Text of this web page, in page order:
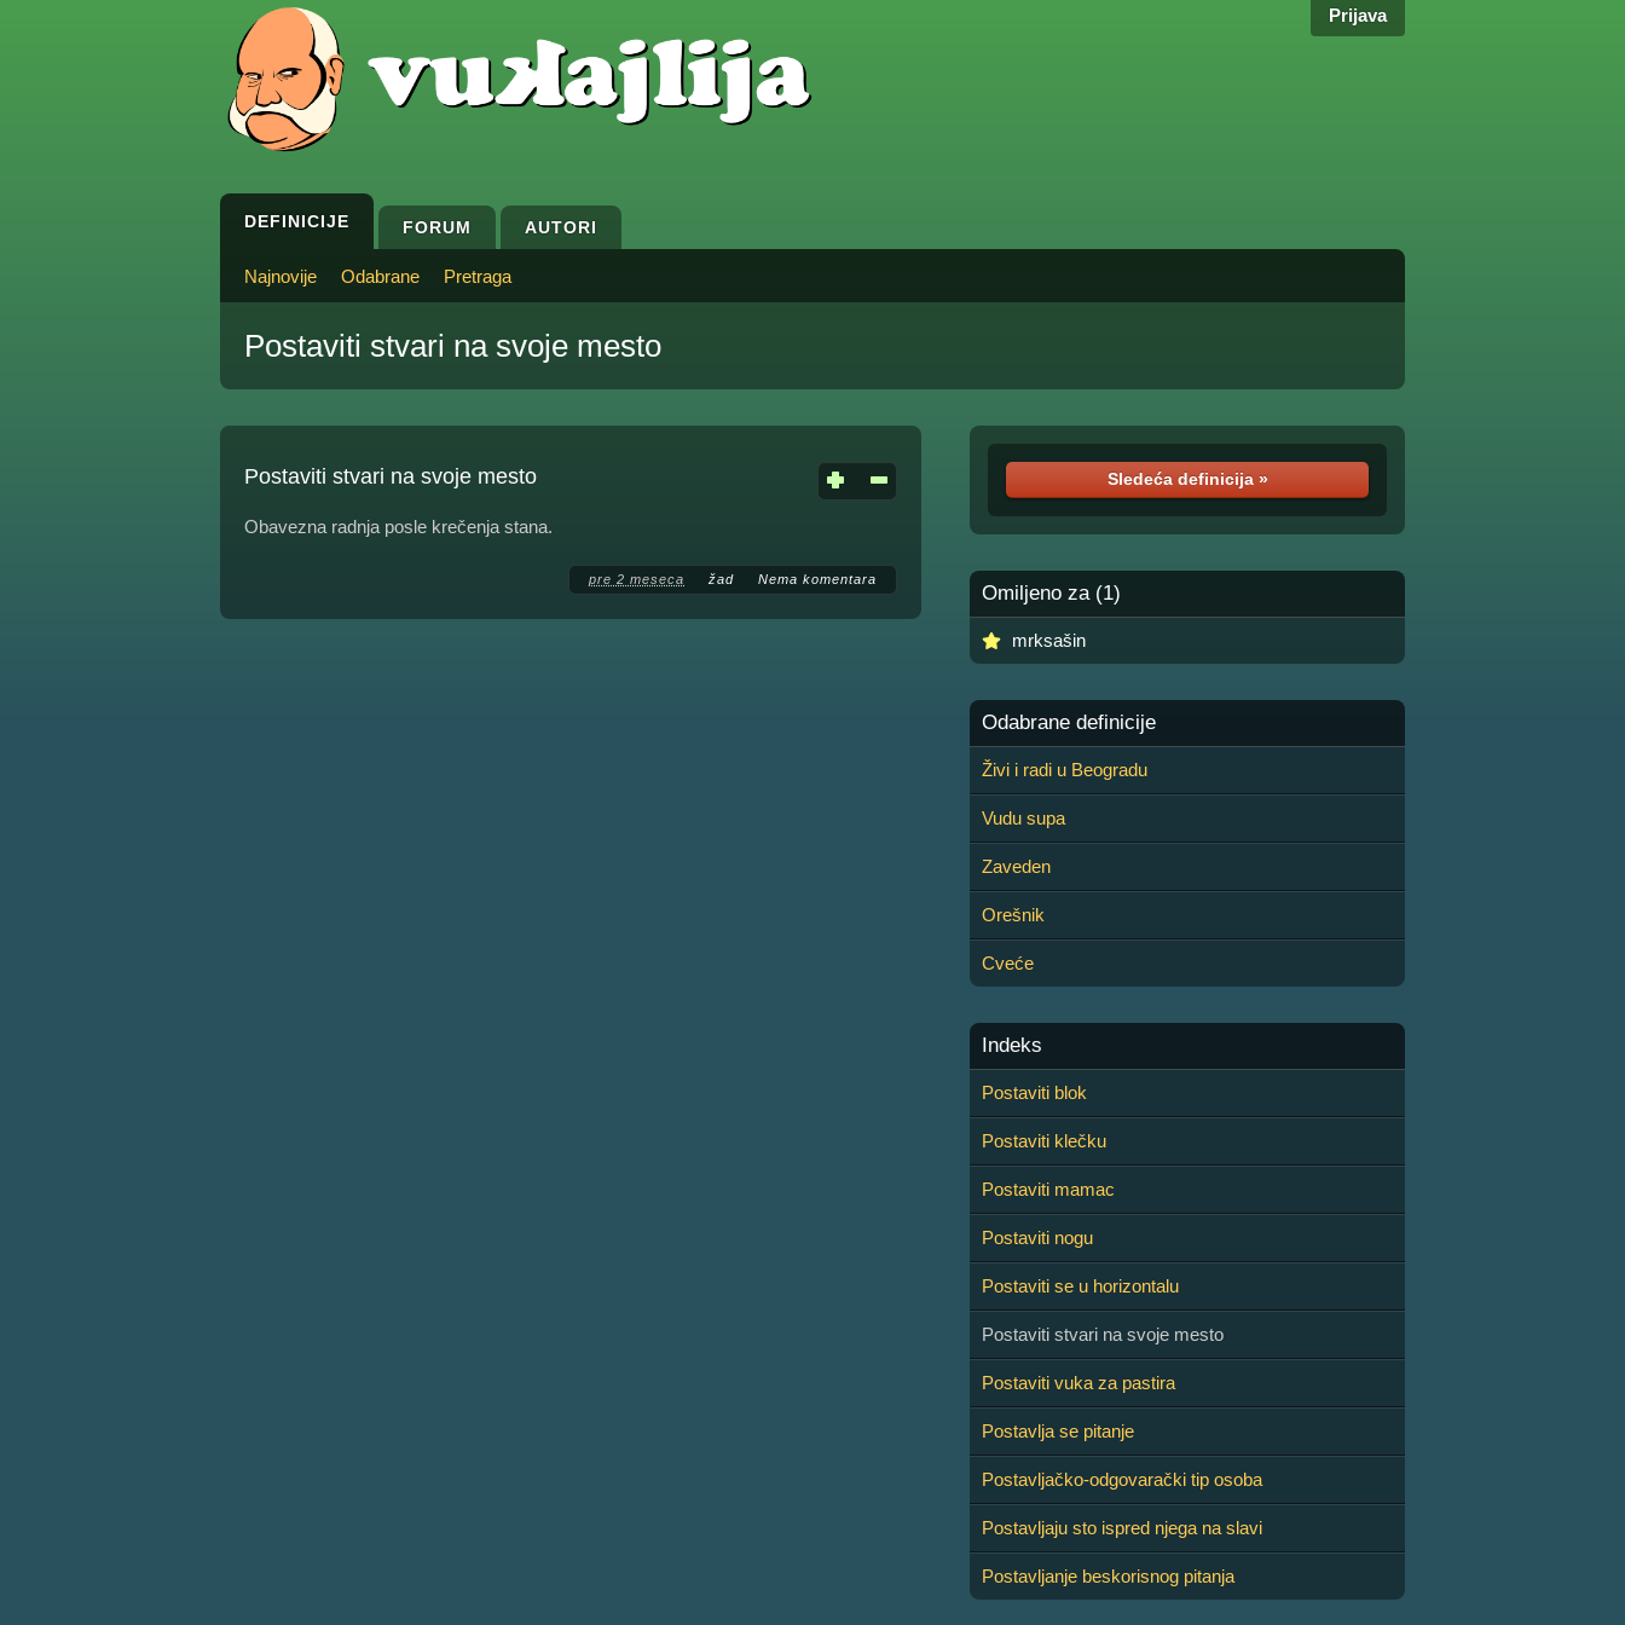
Prijava
DEFINICIJE FORUM AUTORI
Najnovije Odabrane Pretraga
Postaviti stvari na svoje mesto
Postaviti stvari na svoje mesto
Obavezna radnja posle krečenja stana.
pre 2 meseca žad Nema komentara
Sledeća definicija »
Omiljeno za (1)
mrksašin
Odabrane definicije
Živi i radi u Beogradu
Vudu supa
Zaveden
Orešnik
Cveće
Indeks
Postaviti blok
Postaviti klečku
Postaviti mamac
Postaviti nogu
Postaviti se u horizontalu
Postaviti stvari na svoje mesto
Postaviti vuka za pastira
Postavlja se pitanje
Postavljačko-odgovarački tip osoba
Postavljaju sto ispred njega na slavi
Postavljanje beskorisnog pitanja